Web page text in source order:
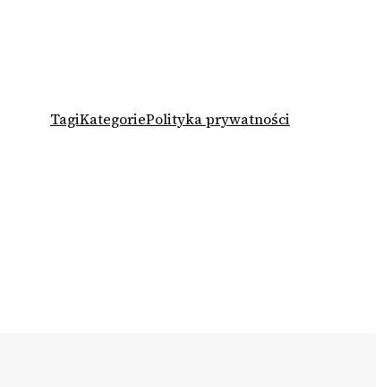
TagiKategoriePolityka prywatności